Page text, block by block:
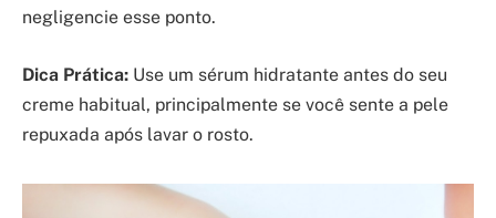
negligencie esse ponto.
Dica Prática: Use um sérum hidratante antes do seu
creme habitual, principalmente se você sente a pele
repuxada após lavar o rosto.